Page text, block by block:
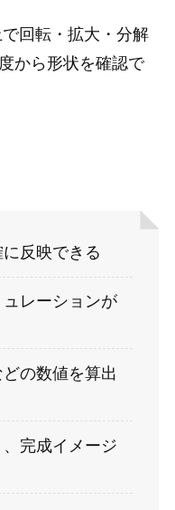
回転・拡大・分解
から形状を確認で
反映できる
レーションが
の数値を算出
完成イメージ